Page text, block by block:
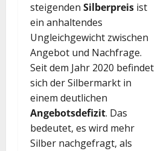
steigenden Silberpreis ist
ein anhaltendes
Ungleichgewicht zwischen
Angebot und Nachfrage.
Seit dem Jahr 2020 befindet
sich der Silbermarkt in
einem deutlichen
Angebotsdefizit. Das
bedeutet, es wird mehr
Silber nachgefragt, als